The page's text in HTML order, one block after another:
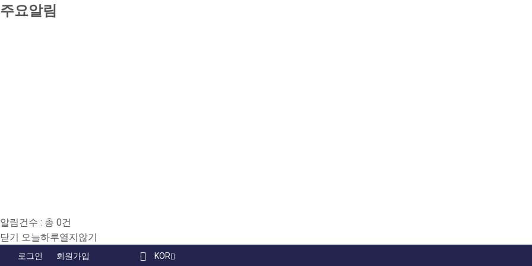
주요알림
알림건수 : 총 0건
닫기 오늘하루열지않기
로그인 회원가입 KOR국